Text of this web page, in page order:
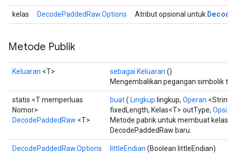
kelas DecodePaddedRaw.Options Atribut opsional untuk
Metode Publik
Keluaran <T> sebagai Keluaran ()
Mengembalikan pegangan simbolik
statis <T memperluas
Nomor>
DecodePaddedRaw <T>
buat( Lingkup lingkup, Operan
fixedLength, Kelas<T> outType,
Metode pabrik untuk membuat
DecodePaddedRaw baru.
DecodePaddedRaw.Options
littleEndian (Boolean littleEndian)